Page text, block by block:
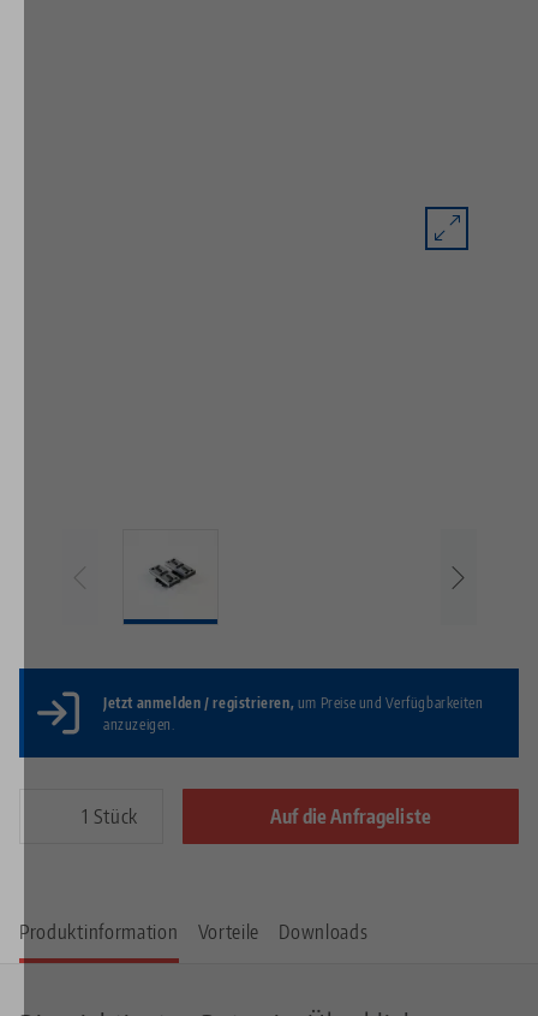
Jetzt anmelden / registrieren,um Preise und Verfügbarkeiten
anzuzeigen.
Stück Auf die Anfrageliste
Produktinformation Vorteile Downloads